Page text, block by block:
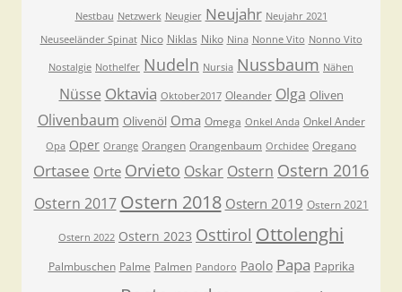
Nestbau Netzwerk Neugier Neujahr Neujahr 2021
Neuseeländer Spinat Nico Niklas Niko Nina Nonne Vito Nonno Vito
Nostalgie Nothelfer Nudeln Nursia Nussbaum Nähen
Nüsse Oktavia Oktober2017 Oleander Olga Oliven
Olivenbaum Olivenöl Oma Omega Onkel Anda Onkel Ander
Opa Oper Orange Orangen Orangenbaum Orchidee Oregano
Ortasee Orte Orvieto Oskar Ostern Ostern 2016
Ostern 2017 Ostern 2018 Ostern 2019 Ostern 2021
Ostern 2022 Ostern 2023 Osttirol Ottolenghi
Palmbuschen Palme Palmen Pandoro Paolo Papa Paprika